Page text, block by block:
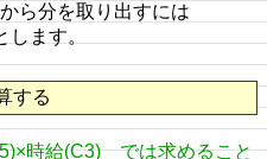
ら分を取り出すには
ます。
する
時給(C3) では求めること